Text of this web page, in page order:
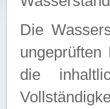
Die
die